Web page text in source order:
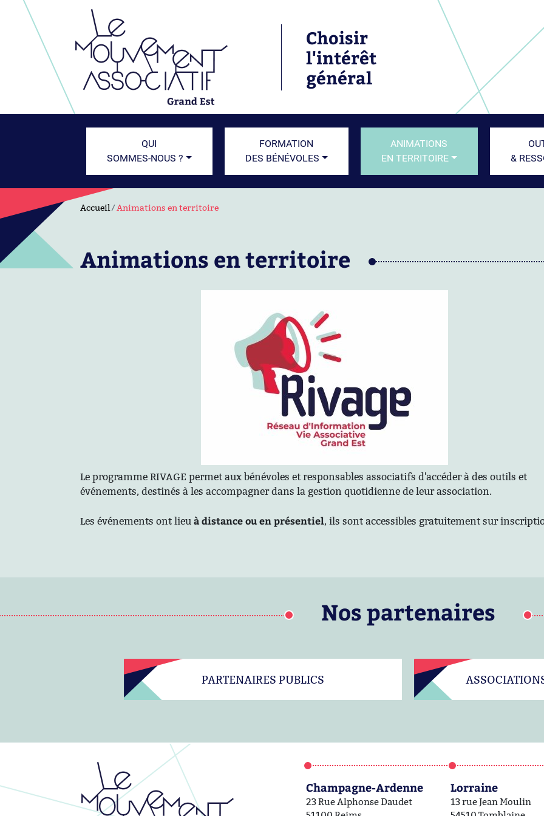
Choisir
l'intérêt
général
QUI
SOMMES-NOUS ?
FORMATION
DES BÉNÉVOLES
ANIMATIONS
EN TERRITOIRE
&
Accueil Animations en territoire
Animations en territoire
Le programme RIVAGE permet aux bénévoles et responsables associatifs d'accéder à des outils et
événements, destinés à les accompagner dans la gestion quotidienne de leur association.
Les événements ont lieu à distance ou en présentiel, ils sont accessibles gratuitement sur
Nos partenaires
PARTENAIRES PUBLICS
Champagne-Ardenne
23 Rue Alphonse Daudet
Lorraine
13 rue Jean Moulin